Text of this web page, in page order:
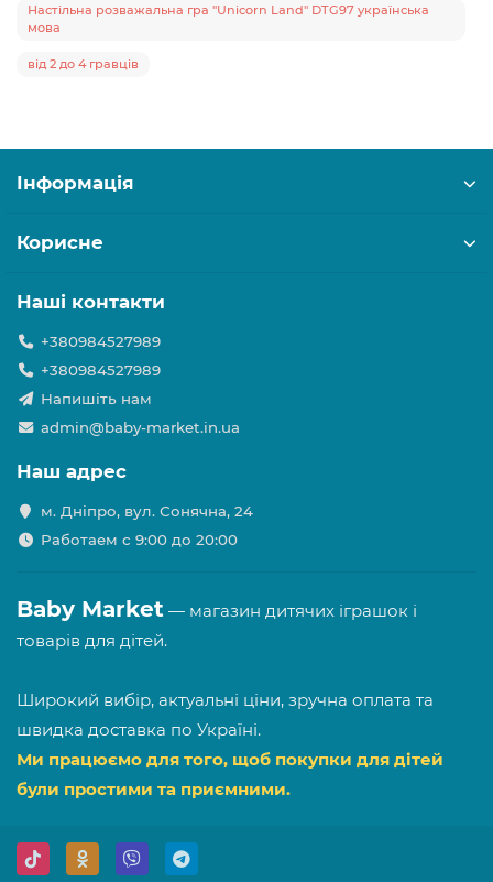
Настільна розважальна гра "Unicorn Land" DTG97 українська
мова
від 2 до 4 гравців
Інформація
Корисне
Наші контакти
+380984527989
+380984527989
Напишіть нам
admin@baby-market.in.ua
Наш адрес
м. Дніпро, вул. Сонячна, 24
Работаем с 9:00 до 20:00
Baby Market — магазин дитячих іграшок і
товарів для дітей.
Широкий вибір, актуальні ціни, зручна оплата та
швидка доставка по Україні.
Ми працюємо для того, щоб покупки для дітей
були простими та приємними.